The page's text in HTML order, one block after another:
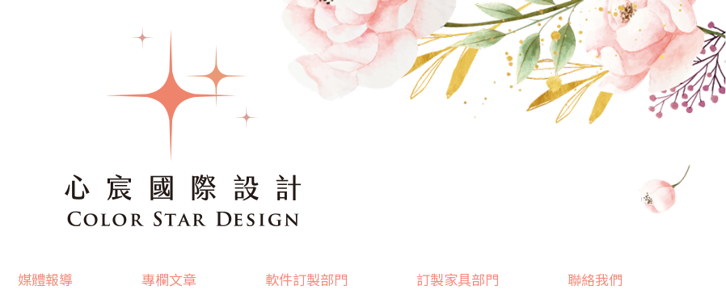
媒體報導
專欄文章
軟件訂製部門
訂製家具部門
聯絡我們